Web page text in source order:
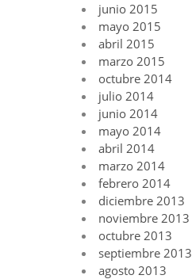
junio 2015
mayo 2015
abril 2015
marzo 2015
octubre 2014
julio 2014
junio 2014
mayo 2014
abril 2014
marzo 2014
febrero 2014
diciembre 2013
noviembre 2013
octubre 2013
septiembre 2013
agosto 2013